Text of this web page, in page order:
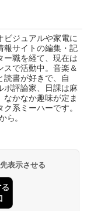
ビジュアルや家電に
報サイトの編集・記
ー職を経て、現在は
スで活動中。音楽＆
読書が好きで、自
ポ評論家、日課は麻
かなか趣味が定ま
ク系ミーハーです。
ら。
表示させる